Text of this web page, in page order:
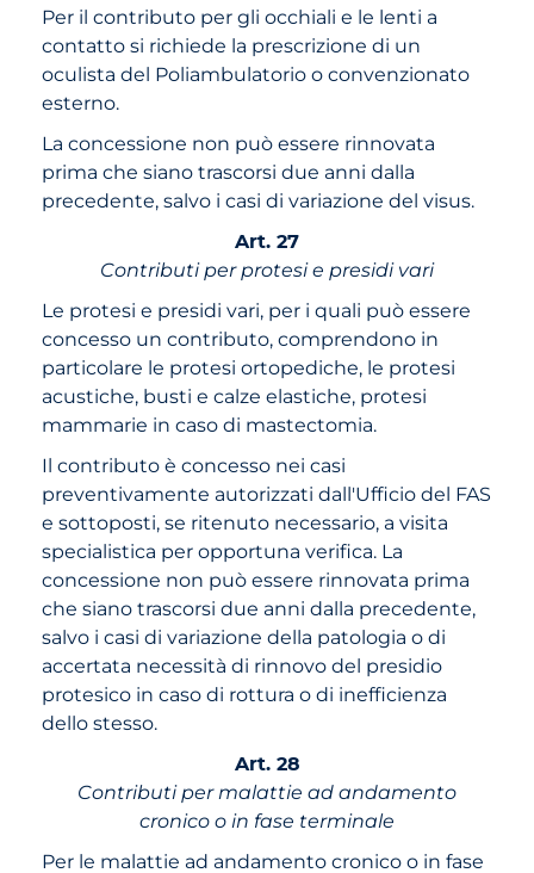
Per il contributo per gli occhiali e le lenti a
contatto si richiede la prescrizione di un
oculista del Poliambulatorio o convenzionato
esterno.
La concessione non può essere rinnovata
prima che siano trascorsi due anni dalla
precedente, salvo i casi di variazione del visus.
Art. 27
Contributi per protesi e presidi vari
Le protesi e presidi vari, per i quali può essere
concesso un contributo, comprendono in
particolare le protesi ortopediche, le protesi
acustiche, busti e calze elastiche, protesi
mammarie in caso di mastectomia.
Il contributo è concesso nei casi
preventivamente autorizzati dall'Ufficio del FAS
e sottoposti, se ritenuto necessario, a visita
specialistica per opportuna verifica. La
concessione non può essere rinnovata prima
che siano trascorsi due anni dalla precedente,
salvo i casi di variazione della patologia o di
accertata necessità di rinnovo del presidio
protesico in caso di rottura o di inefficienza
dello stesso.
Art. 28
Contributi per malattie ad andamento
cronico o in fase terminale
Per le malattie ad andamento cronico o in fase